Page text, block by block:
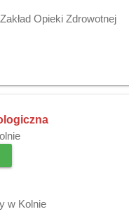
Opieki Zdrowotnej
w Kolnie